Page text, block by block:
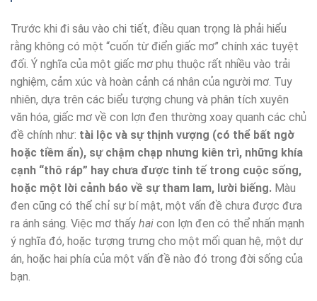
Trước khi đi sâu vào chi tiết, điều quan trọng là phải hiểu
rằng không có một “cuốn từ điển giấc mơ” chính xác tuyệt
đối. Ý nghĩa của một giấc mơ phụ thuộc rất nhiều vào trải
nghiệm, cảm xúc và hoàn cảnh cá nhân của người mơ. Tuy
nhiên, dựa trên các biểu tượng chung và phân tích xuyên
văn hóa, giấc mơ về con lợn đen thường xoay quanh các chủ
đề chính như: tài lộc và sự thịnh vượng (có thể bất ngờ
hoặc tiềm ẩn), sự chậm chạp nhưng kiên trì, những khía
cạnh “thô ráp” hay chưa được tinh tế trong cuộc sống,
hoặc một lời cảnh báo về sự tham lam, lười biếng. Màu
đen cũng có thể chỉ sự bí mật, một vấn đề chưa được đưa
ra ánh sáng. Việc mơ thấy hai con lợn đen có thể nhấn mạnh
ý nghĩa đó, hoặc tượng trưng cho một mối quan hệ, một dự
án, hoặc hai phía của một vấn đề nào đó trong đời sống của
bạn.